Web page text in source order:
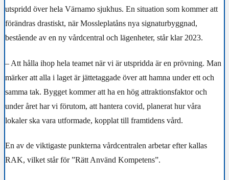
utspridd över hela Värnamo sjukhus. En situation som kommer att
förändras drastiskt, när Mossleplatåns nya signaturbyggnad,
bestående av en ny vårdcentral och lägenheter, står klar 2023.
– Att hålla ihop hela teamet när vi är utspridda är en prövning. Man
märker att alla i laget är jättetaggade över att hamna under ett och
samma tak. Bygget kommer att ha en hög attraktionsfaktor och
under året har vi förutom, att hantera covid, planerat hur våra
lokaler ska vara utformade, kopplat till framtidens vård.
En av de viktigaste punkterna vårdcentralen arbetar efter kallas
RAK, vilket står för ”Rätt Använd Kompetens”.